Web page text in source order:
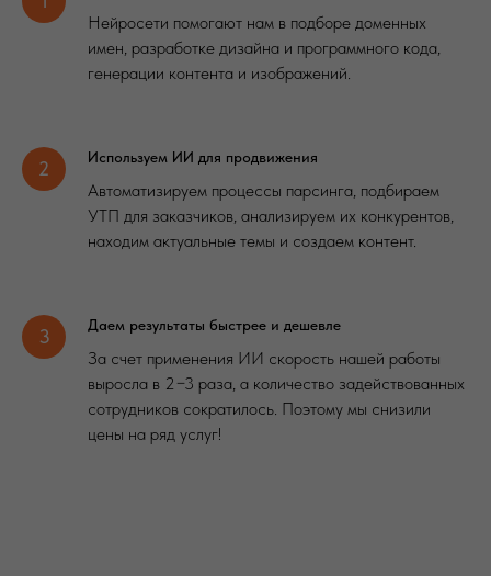
Нейросети помогают нам в подборе доменных
имен, разработке дизайна и программного кода,
генерации контента и изображений.
Используем ИИ для продвижения
Автоматизируем процессы парсинга, подбираем
УТП для заказчиков, анализируем их конкурентов,
находим актуальные темы и создаем контент.
Даем результаты быстрее и дешевле
За счет применения ИИ скорость нашей работы
выросла в 2−3 раза, а количество задействованных
сотрудников сократилось. Поэтому мы снизили
цены на ряд услуг!